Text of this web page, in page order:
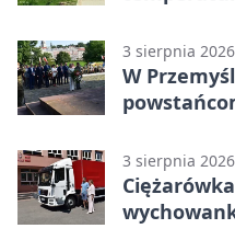
3 sierpnia 2026
W
3 sierpnia 2026